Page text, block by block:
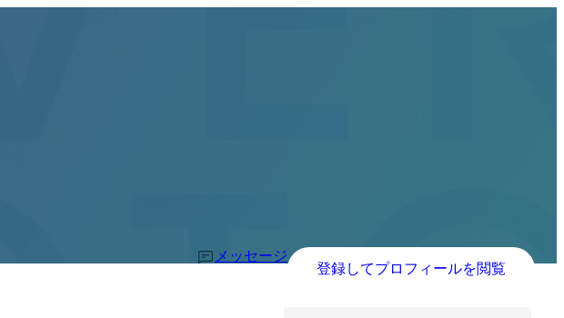
メッセージ
登録してプロフィールを閲覧